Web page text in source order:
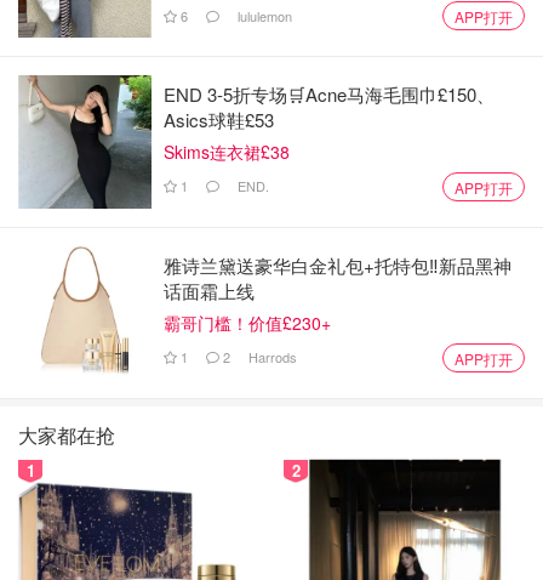
6 lululemon APP打开
END 3-5折专场🛒Acne马海毛围巾£150、
Asics球鞋£53
Skims连衣裙£38
1 END. APP打开
雅诗兰黛送豪华白金礼包+托特包‼️新品黑神
话面霜上线
霸哥门槛！价值£230+
1 2 Harrods APP打开
大家都在抢
1 2